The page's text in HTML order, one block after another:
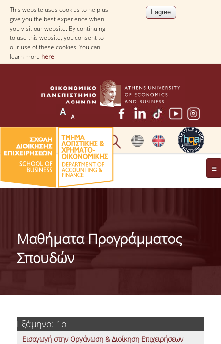
This website uses cookies to help us
give you the best experience when
you visit our website. By continuing
to use this website, you consent to
our use of these cookies. You can
learn more here
THE DEPARTMENT
DEPARTMENT ADMINISTRATION
PROFESSIONAL -CAREER PROSPECTS
CONFERENCES
Μαθήματα Προγράμματος
Σπουδών
Εξάμηνο: 1ο
Εισαγωγή στην Οργάνωση & Διοίκηση Επιχειρήσεων